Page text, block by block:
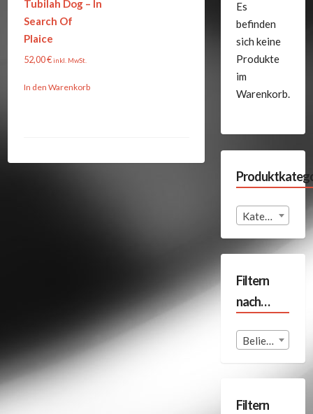
Tubilah Dog – In
Search Of
Plaice
52,00€inkl. MwSt.
In den Warenkorb
Es
befinden
sich keine
Produkte
im
Warenkorb.
Kategorie auswählen
Filtern
nach…
Beliebige Format
Filtern